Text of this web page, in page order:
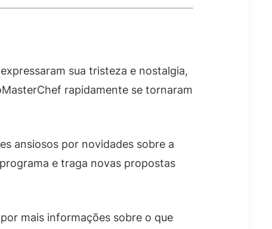
sua tristeza e nostalgia,
rapidamente se tornaram
ansiosos por novidades sobre a
e traga novas propostas
mais informações sobre o que